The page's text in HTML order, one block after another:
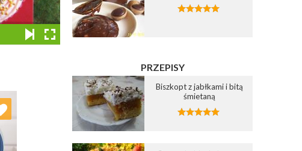
Dodaj do ulubionych
Wybierz listę:
Dodaj do ulubionych
PRZEPISY
Biszkopt z jabłkami i bitą
śmietaną